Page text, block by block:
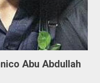
Abu Abdullah